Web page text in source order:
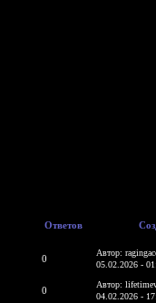
Ответов
0
Автор:
05.02.2026 -
0
Автор:
04.02.2026 -